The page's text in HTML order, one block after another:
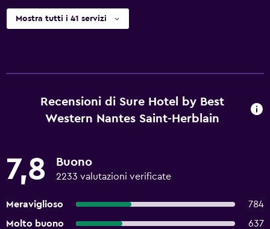
Mostra tutti i 41 servizi
Recensioni di Sure Hotel by Best
Western Nantes Saint-Herblain
7,8 Buono
2233 valutazioni verificate
Meraviglioso
784
Molto buono
637